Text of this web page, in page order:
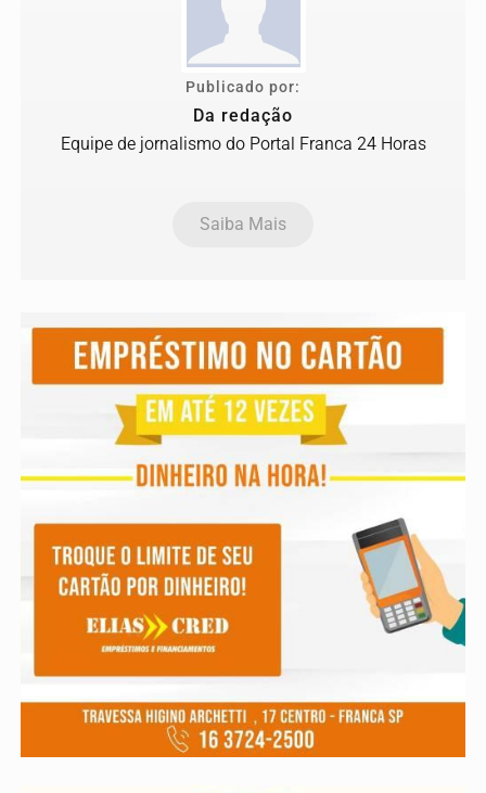
Publicado por:
Da redação
Equipe de jornalismo do Portal Franca 24 Horas
Saiba Mais